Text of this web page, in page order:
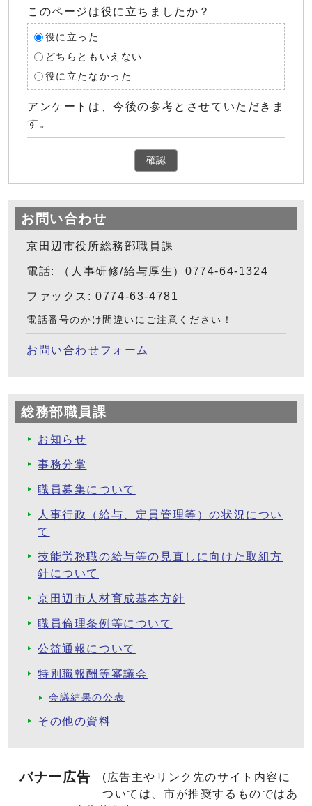
このページは役に立ちましたか？
役に立った
どちらともいえない
役に立たなかった
アンケートは、今後の参考とさせていただきま
す。
確認
お問い合わせ
京田辺市役所総務部職員課
電話: （人事研修/給与厚生）0774-64-1324
ファックス: 0774-63-4781
電話番号のかけ間違いにご注意ください！
お問い合わせフォーム
総務部職員課
お知らせ
事務分掌
職員募集について
人事行政（給与、定員管理等）の状況につい
て
技能労務職の給与等の見直しに向けた取組方
針について
京田辺市人材育成基本方針
職員倫理条例等について
公益通報について
特別職報酬等審議会
会議結果の公表
その他の資料
バナー広告
(広告主やリンク先のサイト内容に
ついては、市が推奨するものではあ